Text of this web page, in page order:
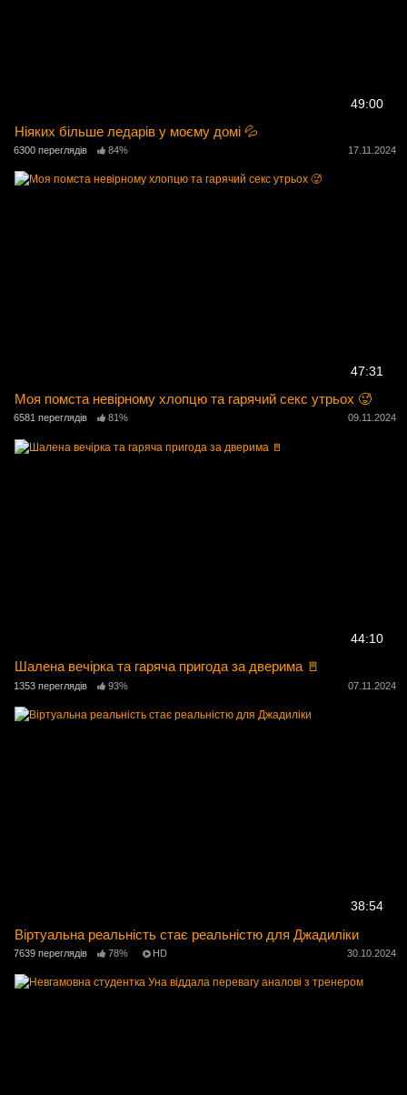
49:00
Ніяких більше ледарів у моєму домі 💦
6300 переглядів 84% 17.11.2024
47:31
Моя помста невірному хлопцю та гарячий секс утрьох 🥵
6581 переглядів 81% 09.11.2024
44:10
Шалена вечірка та гаряча пригода за дверима 🚪
1353 переглядів 93% 07.11.2024
38:54
Віртуальна реальність стає реальністю для Джадиліки
7639 переглядів 78% HD 30.10.2024